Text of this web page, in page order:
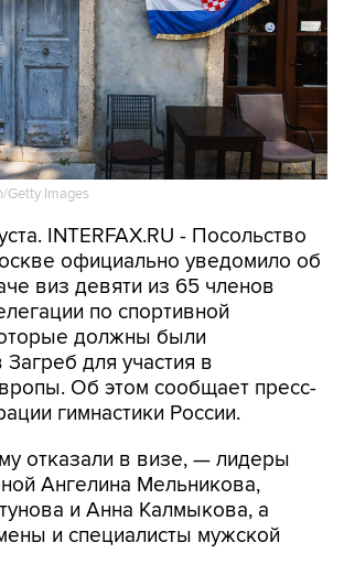
Getty Images
INTERFAX.RU - Посольство
официально уведомило об
виз девяти из 65 членов
по спортивной
должны были
Загреб для участия в
Об этом сообщает пресс-
гимнастики России.
отказали в визе, — лидеры
Ангелина Мельникова,
и Анна Калмыкова, а
и специалисты мужской